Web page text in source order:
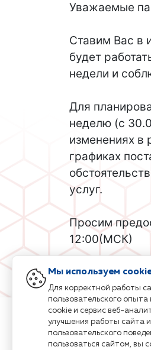
Уважаемые
Ставим Вас в
будет
недели и
Для
неделю (с
изменениях в
графиках
услуг.
Просим
12:00(МСК)
Надеемся на
транспортная
Мы используем
Для корректной работы
пользовательского
cookie и сервис веб-
улучшения работы сайта
пользовательского
пользоваться сайтом, вы